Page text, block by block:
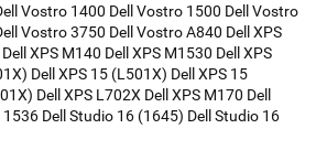
Vostro 1400 Dell Vostro 1500 Dell Vostro
Vostro 3750 Dell Vostro A840 Dell XPS
XPS M140 Dell XPS M1530 Dell XPS
Dell XPS 15 (L501X) Dell XPS 15
Dell XPS L702X Dell XPS M170 Dell
Dell Studio 16 (1645) Dell Studio 16